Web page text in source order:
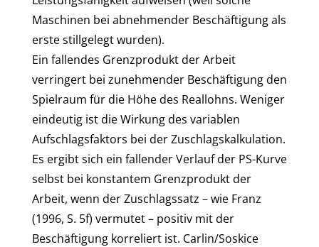
Maschinen bei abnehmender Beschäftigung als
erste stillgelegt wurden).
Ein fallendes Grenzprodukt der Arbeit
verringert bei zunehmender Beschäftigung den
Spielraum für die Höhe des Reallohns. Weniger
eindeutig ist die Wirkung des variablen
Aufschlagsfaktors bei der Zuschlagskalkulation.
Es ergibt sich ein fallender Verlauf der PS-Kurve
selbst bei konstantem Grenzprodukt der
Arbeit, wenn der Zuschlagssatz – wie Franz
(1996, S. 5f) vermutet – positiv mit der
Beschäftigung korreliert ist. Carlin/Soskice